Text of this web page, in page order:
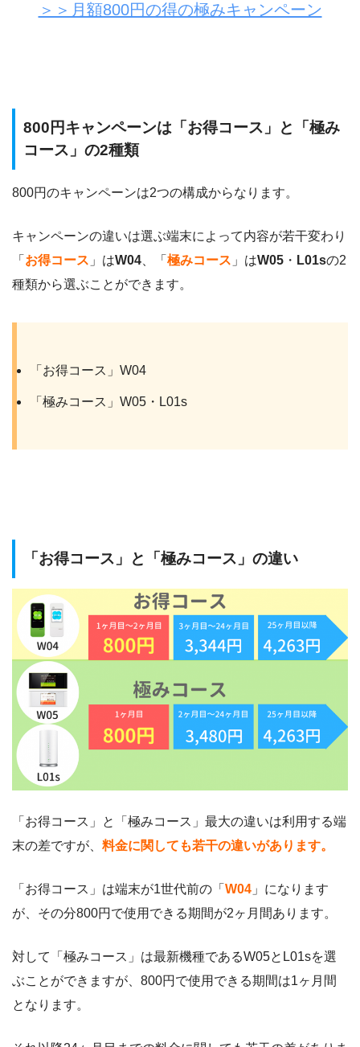
＞＞月額800円の得の極みキャンペーン
800円キャンペーンは「お得コース」と「極み
コース」の2種類
800円のキャンペーンは2つの構成からなります。
キャンペーンの違いは選ぶ端末によって内容が若干変わり
「 お得コース 」はW04 、「 極みコース 」はW05 ・ L01sの2
種類から選ぶことができます。
「お得コース」W04
「極みコース」W05・L01s
「お得コース」と「極みコース」の違い
「お得コース」と「極みコース」最大の違いは利用する端
末の差ですが、 料金に関しても若干の違いがあります。
「お得コース」は端末が1世代前の「 W04 」になります
が、その分800円で使用できる期間が2ヶ月間あります。
対して「極みコース」は最新機種であるW05とL01sを選
ぶことができますが、800円で使用できる期間は1ヶ月間
となります。